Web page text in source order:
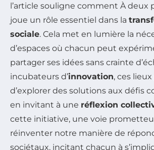
l’article souligne comment À deux
joue un rôle essentiel dans la
sociale. Cela met en lumière la
d’espaces où chacun peut
partager ses idées sans crainte
incubateurs d’innovation, ces
d’explorer des solutions aux défis
en invitant à une réflexion
cette initiative, une voie
réinventer notre manière de
sociétaux, incitant chacun à